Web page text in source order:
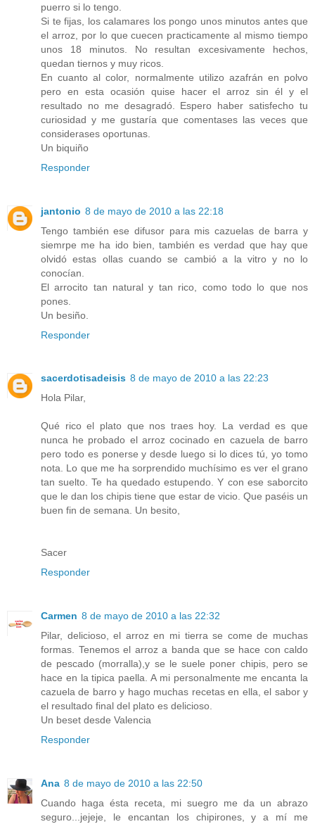
puerro si lo tengo.
Si te fijas, los calamares los pongo unos minutos antes que
el arroz, por lo que cuecen practicamente al mismo tiempo
unos 18 minutos. No resultan excesivamente hechos,
quedan tiernos y muy ricos.
En cuanto al color, normalmente utilizo azafrán en polvo
pero en esta ocasión quise hacer el arroz sin él y el
resultado no me desagradó. Espero haber satisfecho tu
curiosidad y me gustaría que comentases las veces que
considerases oportunas.
Un biquiño
Responder
jantonio 8 de mayo de 2010 a las 22:18
Tengo también ese difusor para mis cazuelas de barra y
siemrpe me ha ido bien, también es verdad que hay que
olvidó estas ollas cuando se cambió a la vitro y no lo
conocían.
El arrocito tan natural y tan rico, como todo lo que nos
pones.
Un besiño.
Responder
sacerdotisadeisis 8 de mayo de 2010 a las 22:23
Hola Pilar,
Qué rico el plato que nos traes hoy. La verdad es que
nunca he probado el arroz cocinado en cazuela de barro
pero todo es ponerse y desde luego si lo dices tú, yo tomo
nota. Lo que me ha sorprendido muchísimo es ver el grano
tan suelto. Te ha quedado estupendo. Y con ese saborcito
que le dan los chipis tiene que estar de vicio. Que paséis un
buen fin de semana. Un besito,
Sacer
Responder
Carmen 8 de mayo de 2010 a las 22:32
Pilar, delicioso, el arroz en mi tierra se come de muchas
formas. Tenemos el arroz a banda que se hace con caldo
de pescado (morralla),y se le suele poner chipis, pero se
hace en la tipica paella. A mi personalmente me encanta la
cazuela de barro y hago muchas recetas en ella, el sabor y
el resultado final del plato es delicioso.
Un beset desde Valencia
Responder
Ana 8 de mayo de 2010 a las 22:50
Cuando haga ésta receta, mi suegro me da un abrazo
seguro...jejeje, le encantan los chipirones, y a mí me